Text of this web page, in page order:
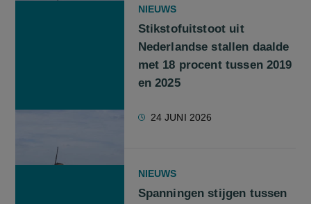
NIEUWS
Stikstofuitstoot uit
Nederlandse stallen daalde
met 18 procent tussen 2019
en 2025
24 JUNI 2026
NIEUWS
Spanningen stijgen tussen